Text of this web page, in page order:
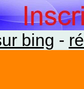
bing -